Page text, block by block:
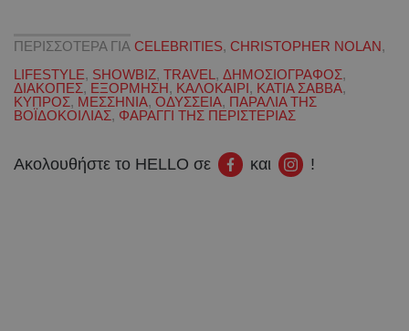
ΠΕΡΙΣΣΟΤΕΡΑ ΓΙΑ CELEBRITIES, CHRISTOPHER NOLAN,
LIFESTYLE, SHOWBIZ, TRAVEL , ΔΗΜΟΣΙΟΓΡΑΦΟΣ,
ΔΙΑΚΟΠΕΣ, ΕΞΟΡΜΗΣΗ, ΚΑΛΟΚΑΙΡΙ, ΚΑΤΙΑ ΣΑΒΒΑ,
ΚΥΠΡΟΣ, ΜΕΣΣΗΝΙΑ, ΟΔΥΣΣΕΙΑ, ΠΑΡΑΛΙΑ ΤΗΣ
ΒΟΪΔΟΚΟΙΛΙΑΣ, ΦΑΡΑΓΓΙ ΤΗΣ ΠΕΡΙΣΤΕΡΙΑΣ
Ακολουθήστε το HELLO σε και !